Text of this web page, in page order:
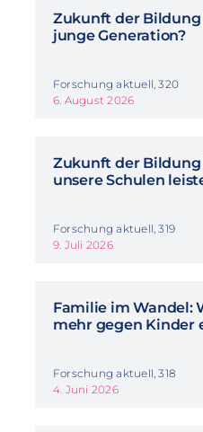
Zukunft der Bildung
junge Generation?
Forschung aktuell, 320
6. August 2026
Zukunft der Bildung
unsere Schulen
Forschung aktuell, 319
9. Juli 2026
Familie im Wandel:
mehr gegen Kinder
Forschung aktuell, 318
4. Juni 2026